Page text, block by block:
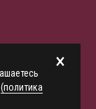
(политика
×